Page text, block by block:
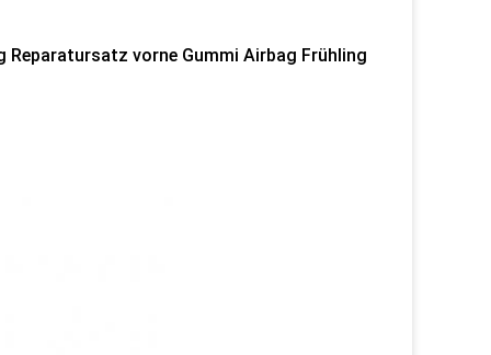
vorne Gummi Airbag Frühling